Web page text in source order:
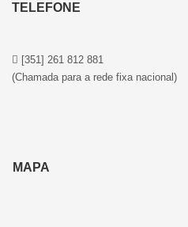
TELEFONE
[351] 261 812 881
(Chamada para a rede fixa nacional)
MAPA